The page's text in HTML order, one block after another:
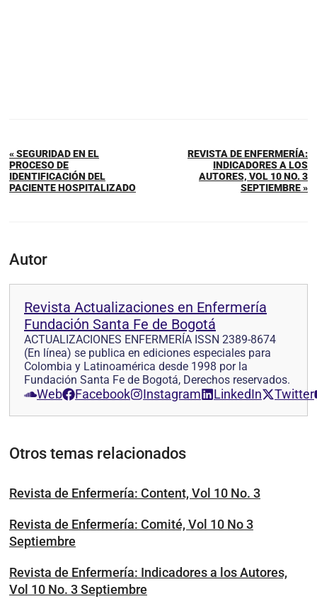
« SEGURIDAD EN EL
PROCESO DE
IDENTIFICACIÓN DEL
PACIENTE HOSPITALIZADO
REVISTA DE ENFERMERÍA:
INDICADORES A LOS
AUTORES, VOL 10 NO. 3
SEPTIEMBRE »
Autor
Revista Actualizaciones en Enfermería
Fundación Santa Fe de Bogotá
ACTUALIZACIONES ENFERMERÍA ISSN 2389-8674
(En línea) se publica en ediciones especiales para
Colombia y Latinoamérica desde 1998 por la
Fundación Santa Fe de Bogotá, Derechos reservados.
Web Facebook Instagram LinkedIn Twitter
Otros temas relacionados
Revista de Enfermería: Content, Vol 10 No. 3
Revista de Enfermería: Comité, Vol 10 No 3
Septiembre
Revista de Enfermería: Indicadores a los Autores,
Vol 10 No. 3 Septiembre